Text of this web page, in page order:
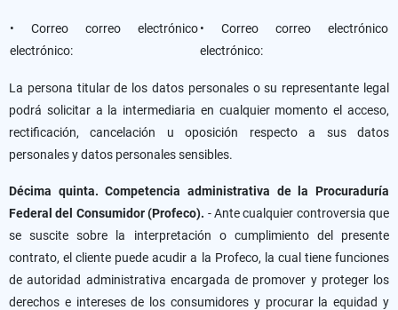
• Correo correo electrónico
electrónico:
• Correo correo electrónico
electrónico:
La persona titular de los datos personales o su representante legal
podrá solicitar a la intermediaria en cualquier momento el acceso,
rectificación, cancelación u oposición respecto a sus datos
personales y datos personales sensibles.
Décima quinta. Competencia administrativa de la Procuraduría
Federal del Consumidor (Profeco). - Ante cualquier controversia que
se suscite sobre la interpretación o cumplimiento del presente
contrato, el cliente puede acudir a la Profeco, la cual tiene funciones
de autoridad administrativa encargada de promover y proteger los
derechos e intereses de los consumidores y procurar la equidad y